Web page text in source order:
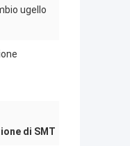
ugello
di SMT